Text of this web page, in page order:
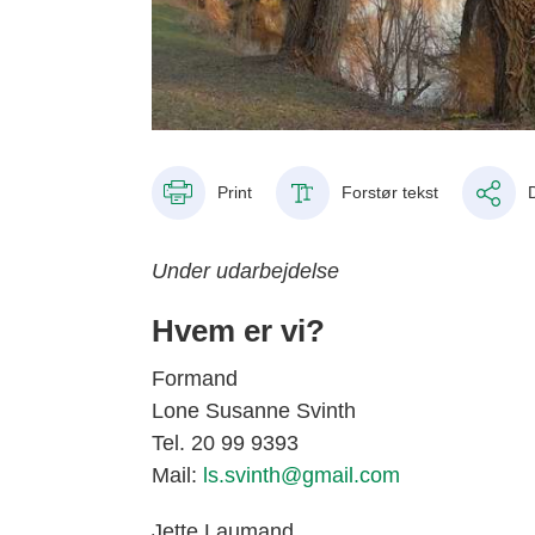
Print Forstør tekst
Under udarbejdelse
Hvem er vi?
Formand
Lone Susanne Svinth
Tel. 20 99 9393
Mail: ls.svinth@gmail.com